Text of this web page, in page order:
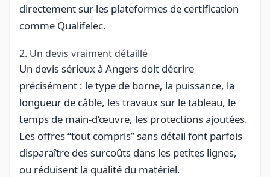
directement sur les plateformes de certification
comme Qualifelec.
2. Un devis vraiment détaillé
Un devis sérieux à Angers doit décrire
précisément : le type de borne, la puissance, la
longueur de câble, les travaux sur le tableau, le
temps de main-d’œuvre, les protections ajoutées.
Les offres “tout compris” sans détail font parfois
disparaître des surcoûts dans les petites lignes,
ou réduisent la qualité du matériel.